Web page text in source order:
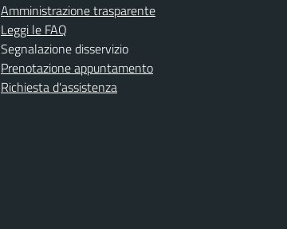
Amministrazione trasparente
Leggi le FAQ
Segnalazione disservizio
Prenotazione appuntamento
Richiesta d'assistenza